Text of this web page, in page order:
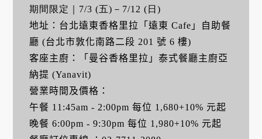
期間限定｜7/3 (五)－7/12 (日)
地址：台北遠東香格里拉「遠東 Cafe」自助餐
廳 (台北市敦化南路二段 201 號 6 樓)
客座主廚：「曼谷香格里拉」泰式餐廳主廚亞
納提 (Yanavit)
營業時間及價格：
午餐 11:45am - 2:00pm 每位 1,680+10% 元起
晚餐 6:00pm - 9:30pm 每位 1,980+10% 元起